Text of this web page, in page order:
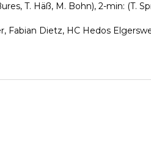
T. Häß, M. Bohn), 2-min: (T.
Fabian Dietz, HC Hedos